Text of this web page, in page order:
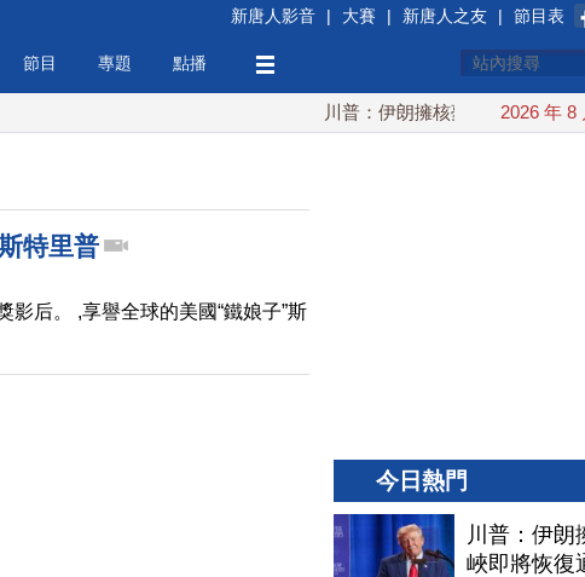
新唐人影音 | 大賽 | 新唐人之友 | 節目表
節目 專題 點播
川普：伊朗擁核夢碎 海峽即將恢復通
2026 年 8
特里普
影后。 ,享譽全球的美國“鐵娘子”斯
今日熱門
川普：伊朗
峽即將恢復